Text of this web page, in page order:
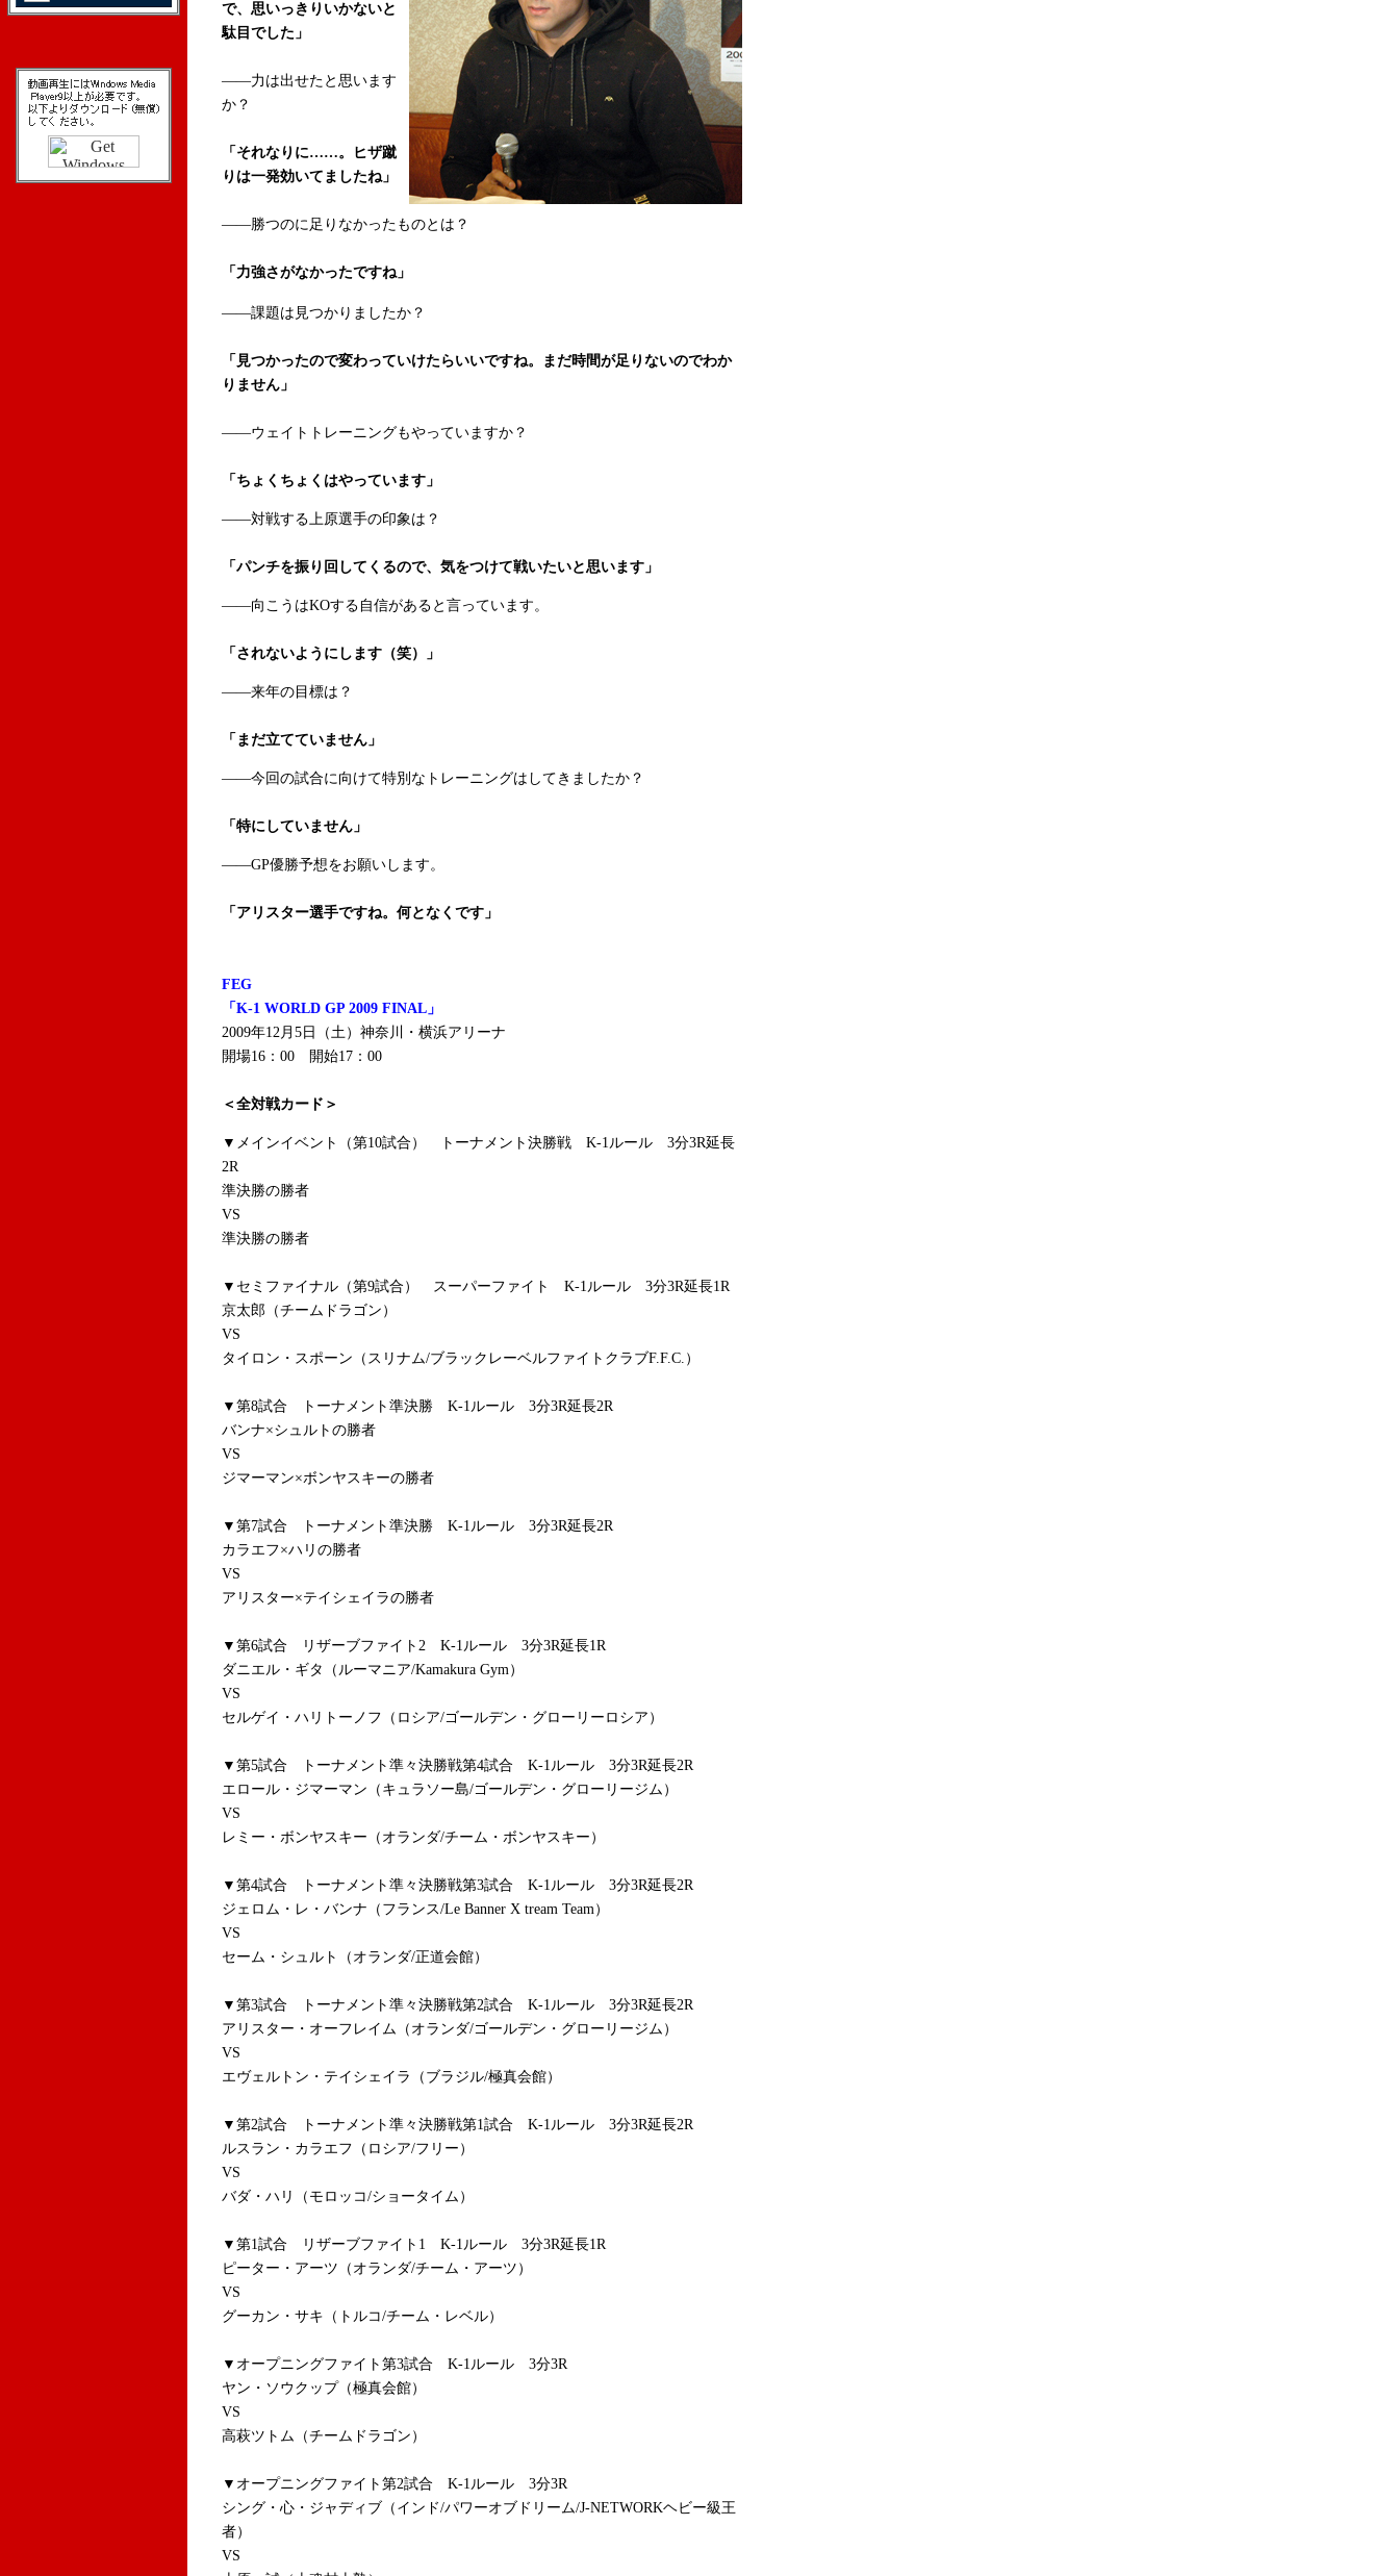
で、思いっきりいかないと
駄目でした」
――力は出せたと思います
か？
「それなりに……。ヒザ蹴
りは一発効いてましたね」
――勝つのに足りなかったものとは？
「力強さがなかったですね」
――課題は見つかりましたか？
「見つかったので変わっていけたらいいですね。まだ時間が足りないのでわか
りません」
――ウェイトトレーニングもやっていますか？
「ちょくちょくはやっています」
――対戦する上原選手の印象は？
「パンチを振り回してくるので、気をつけて戦いたいと思います」
――向こうはKOする自信があると言っています。
「されないようにします（笑）」
――来年の目標は？
「まだ立てていません」
――今回の試合に向けて特別なトレーニングはしてきましたか？
「特にしていません」
――GP優勝予想をお願いします。
「アリスター選手ですね。何となくです」
FEG
「K-1 WORLD GP 2009 FINAL」
2009年12月5日（土）神奈川・横浜アリーナ
開場16：00 開始17：00
＜全対戦カード＞
▼メインイベント（第10試合） トーナメント決勝戦 K-1ルール 3分3R延長
2R
準決勝の勝者
VS
準決勝の勝者
▼セミファイナル（第9試合） スーパーファイト K-1ルール 3分3R延長1R
京太郎（チームドラゴン）
VS
タイロン・スポーン（スリナム/ブラックレーベルファイトクラブF.F.C.）
▼第8試合 トーナメント準決勝 K-1ルール 3分3R延長2R
バンナ×シュルトの勝者
VS
ジマーマン×ボンヤスキーの勝者
▼第7試合 トーナメント準決勝 K-1ルール 3分3R延長2R
カラエフ×ハリの勝者
VS
アリスター×テイシェイラの勝者
▼第6試合 リザーブファイト2 K-1ルール 3分3R延長1R
ダニエル・ギタ（ルーマニア/Kamakura Gym）
VS
セルゲイ・ハリトーノフ（ロシア/ゴールデン・グローリーロシア）
▼第5試合 トーナメント準々決勝戦第4試合 K-1ルール 3分3R延長2R
エロール・ジマーマン（キュラソー島/ゴールデン・グローリージム）
VS
レミー・ボンヤスキー（オランダ/チーム・ボンヤスキー）
▼第4試合 トーナメント準々決勝戦第3試合 K-1ルール 3分3R延長2R
ジェロム・レ・バンナ（フランス/Le Banner X tream Team）
VS
セーム・シュルト（オランダ/正道会館）
▼第3試合 トーナメント準々決勝戦第2試合 K-1ルール 3分3R延長2R
アリスター・オーフレイム（オランダ/ゴールデン・グローリージム）
VS
エヴェルトン・テイシェイラ
（ブラジル/極真会館）
▼ 第2試合 トーナメント準々決勝戦第1試合 K-1ルール 3分3R延長2R
ルスラン・カラエフ（ロシア/フリー）
VS
バダ・ハリ（モロッコ/ショータイム）
▼第1試合 リザーブファイト1 K-1ルール 3分3R延長1R
ピーター・アーツ（オランダ/チーム・アーツ）
VS
グーカン・サキ（トルコ/チーム・レベル）
▼オープニングファイト第3試合 K-1ルール 3分3R
ヤン・ソウクップ（極真会館）
VS
高萩ツトム（チームドラゴン）
▼オープニングファイト第2試合 K-1ルール 3分3R
シング・心・ジャディブ（インド/パワーオブドリーム/J-NETWORKヘビー級王
者）
VS